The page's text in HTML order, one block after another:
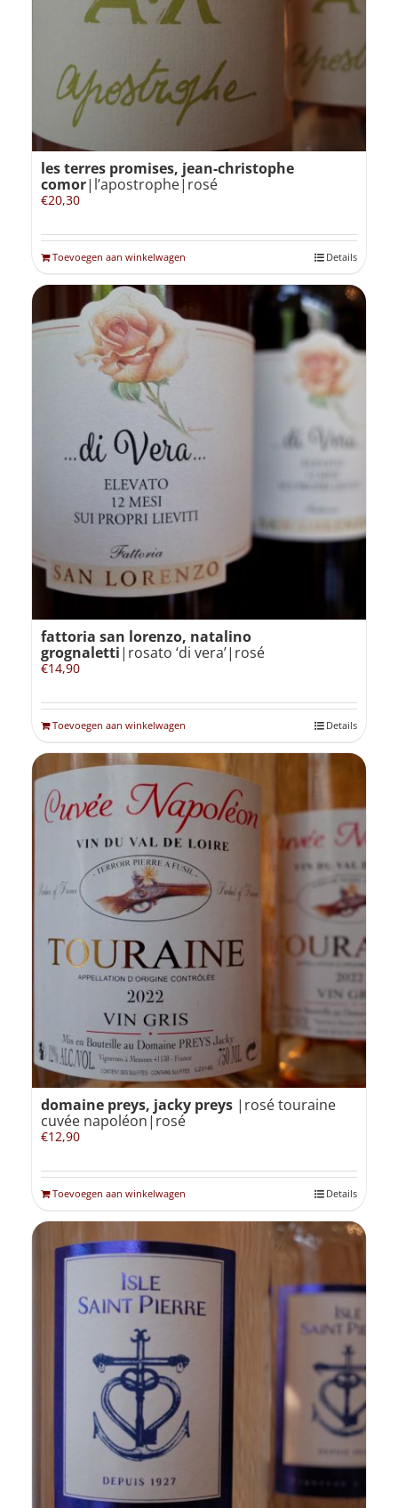
les terres promises, jean-christophe
comor|l’apostrophe|rosé
€20,30
Toevoegen aan winkelwagen Details
fattoria san lorenzo, natalino
grognaletti|rosato ‘di vera’|rosé
€14,90
Toevoegen aan winkelwagen Details
domaine preys, jacky preys |rosé touraine
cuvée napoléon|rosé
€12,90
Toevoegen aan winkelwagen Details